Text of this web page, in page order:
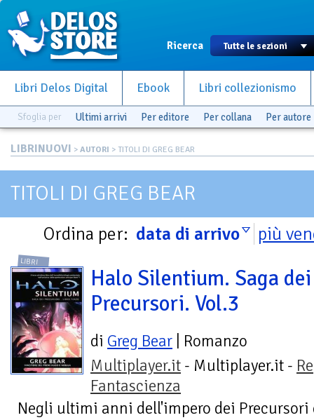
Ricerca
Libri Delos Digital Ebook Libri collezionismo
Sfoglia per Ultimi arrivi Per editore Per collana Per autore
LIBRINUOVI > AUTORI > TITOLI DI GREG BEAR
TITOLI DI GREG BEAR
Ordina per: data di arrivo più
LIBRI
Halo Silentium. Saga dei
Precursori. Vol.3
di Greg Bear | Romanzo
Multiplayer.it - Multiplayer.it -
Fantascienza
Negli ultimi anni dell'impero dei